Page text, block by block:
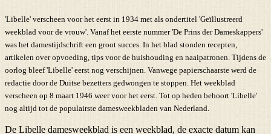
'Libelle' verscheen voor het eerst in 1934 met als ondertitel 'Geïllustreerd
weekblad voor de vrouw'. Vanaf het eerste nummer 'De Prins der Dameskappers'
was het damestijdschrift een groot succes. In het blad stonden recepten,
artikelen over opvoeding, tips voor de huishouding en naaipatronen. Tijdens de
oorlog bleef 'Libelle' eerst nog verschijnen. Vanwege papierschaarste werd de
redactie door de Duitse bezetters gedwongen te stoppen. Het weekblad
verscheen op 8 maart 1946 weer voor het eerst. Tot op heden behoort 'Libelle'
nog altijd tot de populairste damesweekbladen van Nederland.
De Libelle damesweekblad is een weekblad, de exacte datum kan